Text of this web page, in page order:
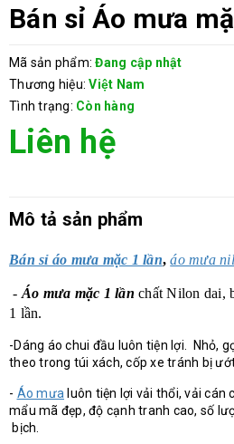
Bán sỉ Áo mưa
Mã sản phẩm: Đang cập nhật
Thương hiệu: Việt Nam
Tình trạng: Còn hàng
Liên hệ
Mô tả sản phẩm
Bán sỉ áo mưa mặc 1 lần,áo mưa
- Áo mưa mặc 1 lần chất Nilon dai,
1 lần.
-Dáng áo chui đầu luôn tiện lợi. Nhỏ,
theo trong túi xách, cốp xe tránh bị
- Áo mưa luôn tiện lợi vải thổi, vải cán
mẩu mã đẹp, độ cạnh tranh cao, số
bịch.